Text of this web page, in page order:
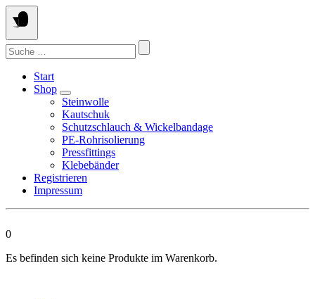
Springen
Sie
zum
Inhalt
Suchen
nach:
Start
Shop
Steinwolle
Kautschuk
Schutzschlauch & Wickelbandage
PE-Rohrisolierung
Pressfittings
Klebebänder
Registrieren
Impressum
0
Es befinden sich keine Produkte im Warenkorb.